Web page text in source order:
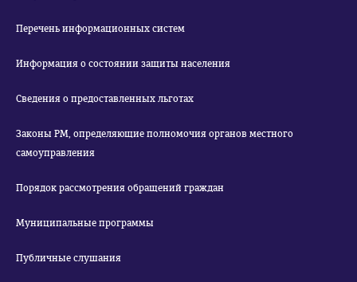
Перечень информационных систем
Информация о состоянии защиты населения
Сведения о предоставленных льготах
Законы РМ, определяющие полномочия органов местного
самоуправления
Порядок рассмотрения обращений граждан
Муниципальные программы
Публичные слушания